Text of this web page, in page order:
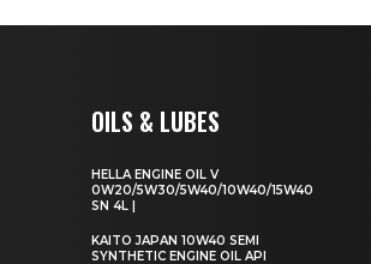
OILS & LUBES
HELLA ENGINE OIL V
0W20/5W30/5W40/10W40/15W40
SN 4L |
KAITO JAPAN 10W40 SEMI
SYNTHETIC ENGINE OIL API